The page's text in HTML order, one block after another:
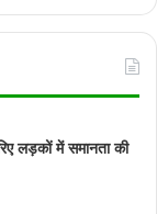
लड़कों में समानता की